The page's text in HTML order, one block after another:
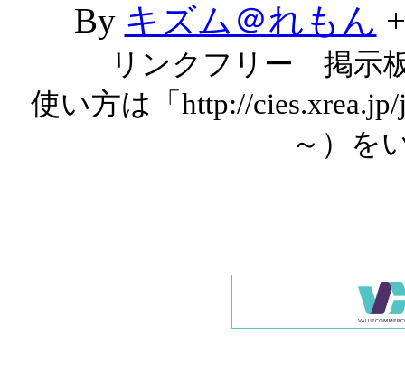
By キズム＠れもん
リンクフリー 掲示
使い方は「http://
～）を